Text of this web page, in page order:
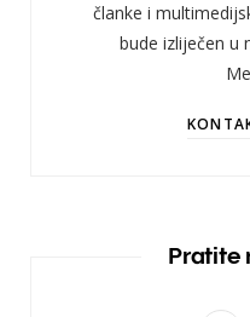
članke i
bude izliječen u
Pratite